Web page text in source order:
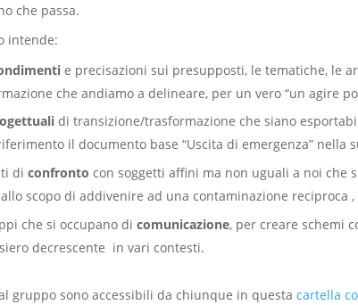
che passa.
intende:
e precisazioni sui presupposti, le tematiche, le
che andiamo a delineare, per un vero “un agire
di transizione/trasformazione che siano
il documento base “Uscita di emergenza” nella
diconfronto con soggetti affini ma non uguali a noi che
scopo di addivenire ad una contaminazione reciproca
che si occupano dicomunicazione, per creare schemi
decrescente in vari contesti.
gruppo sono accessibili da chiunque in questacartella